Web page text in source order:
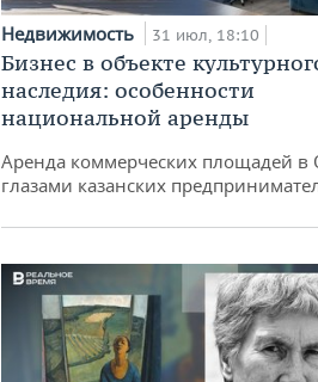
Недвижимость 31 июл, 18:10
Бизнес в объекте
наследия: особенности
национальной аренды
Аренда коммерческих площадей в
глазами казанских